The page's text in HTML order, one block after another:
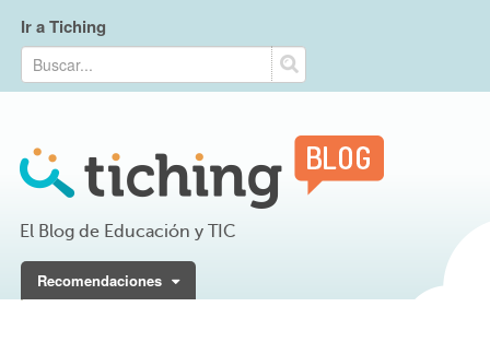
Ir a Tiching
El Blog de Educación y TIC
Recomendaciones